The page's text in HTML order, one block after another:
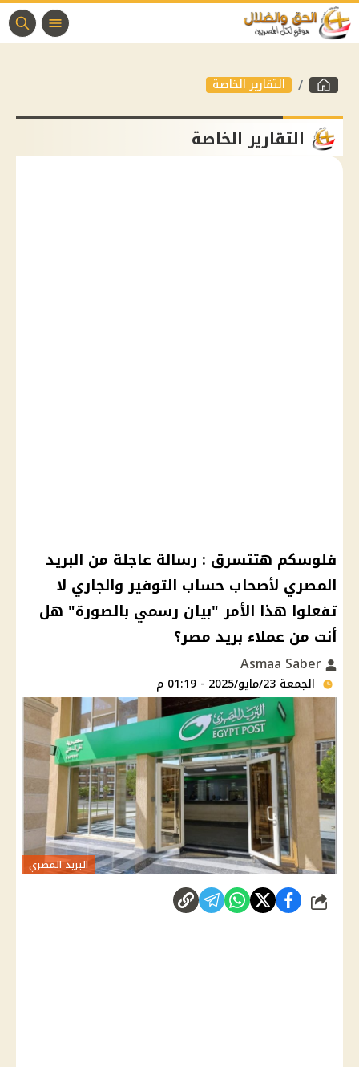
التقارير الخاصة
التقارير الخاصة
فلوسكم هتتسرق : رسالة عاجلة من البريد
المصري لأصحاب حساب التوفير والجاري ﻻ
تفعلوا هذا الأمر "بيان رسمي بالصورة" هل
أنت من عملاء بريد مصر؟
الجمعة 23/مايو/2025 - 01:19 م
البريد المصري
شارك